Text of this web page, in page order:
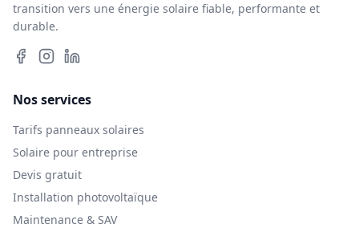
transition vers une énergie solaire fiable, performante et
durable.
Nos services
Tarifs panneaux solaires
Solaire pour entreprise
Devis gratuit
Installation photovoltaïque
Maintenance & SAV